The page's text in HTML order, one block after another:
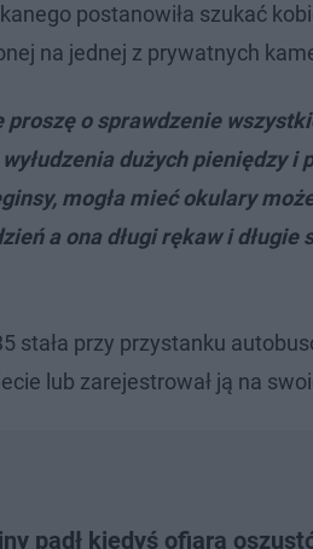
postanowiła szukać
na jednej z prywatnych
o sprawdzenie
dużych pieniędzy
mogła mieć okulary
a ona długi rękaw i
stała przy przystanku
lub zarejestrował ją na
padł kiedyś ofiarą